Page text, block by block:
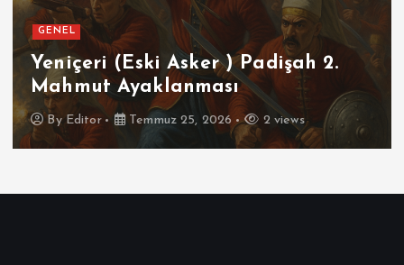
GENEL
Yeniçeri (Eski Asker ) Padişah 2.
Mahmut Ayaklanması
ByEditor Temmuz 25, 2026 2 views